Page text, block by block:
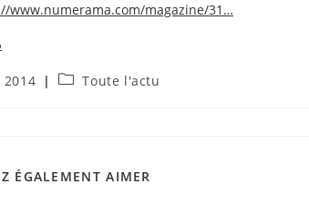
www.numerama.com/magazine/31…
2014
PostToute l'actu
ÉGALEMENT AIMER